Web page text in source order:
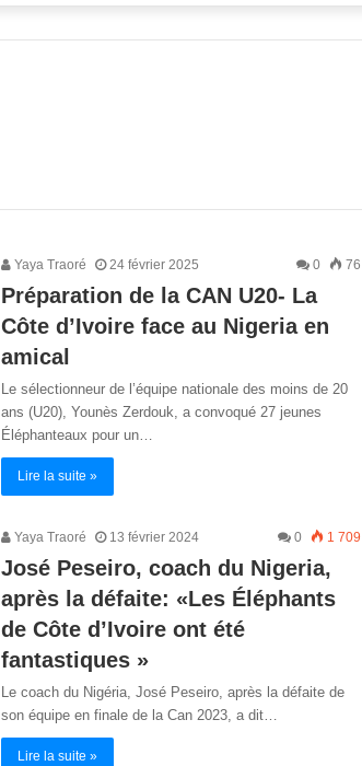
Yaya Traoré 24 février 2025 0 76
Préparation de la CAN U20- La
Côte d’Ivoire face au Nigeria en
amical
Le sélectionneur de l’équipe nationale des moins de 20
ans (U20), Younès Zerdouk, a convoqué 27 jeunes
Éléphanteaux pour un…
Lire la suite »
Yaya Traoré 13 février 2024 0 1 709
José Peseiro, coach du Nigeria,
après la défaite: «Les Éléphants
de Côte d’Ivoire ont été
fantastiques »
Le coach du Nigéria, José Peseiro, après la défaite de
son équipe en finale de la Can 2023, a dit…
Lire la suite »